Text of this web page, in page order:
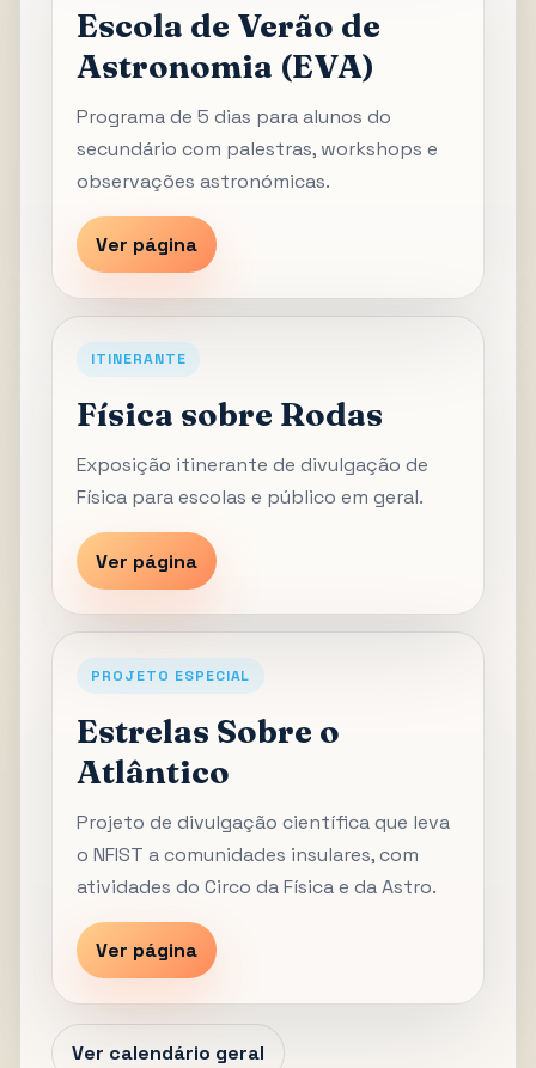
Escola de Verão de
Astronomia (EVA)
Programa de 5 dias para alunos do
secundário com palestras, workshops e
observações astronómicas.
Ver página
ITINERANTE
Física sobre Rodas
Exposição itinerante de divulgação de
Física para escolas e público em geral.
Ver página
PROJETO ESPECIAL
Estrelas Sobre o
Atlântico
Projeto de divulgação científica que leva
o NFIST a comunidades insulares, com
atividades do Circo da Física e da Astro.
Ver página
Ver calendário geral